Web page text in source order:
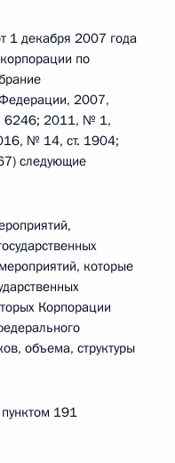
1 декабря 2007 года
по
2007,
6246; 2011, № 1,
№ 14, ст. 1904;
следующие
которые
Корпорации
объема, структуры
191